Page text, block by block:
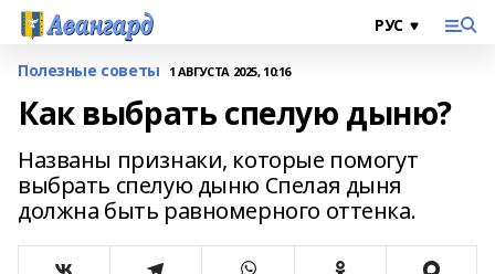
Полезные советы 1 АВГУСТА 2025, 10:16
Как выбрать спелую дыню?
Названы признаки, которые помогут
выбрать спелую дыню Спелая дыня
должна быть равномерного оттенка.